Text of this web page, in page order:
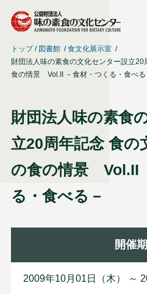
トップ 図書館
食文化展示室
財団法人味の素食の文化センター設立
食の情景 Vol.II －食材・つくる・食べる
財団法人味の素食
立20周年記念 食
の食の情景 Vol.II
る・食べる－
開催
2009年10月01日（木） ～